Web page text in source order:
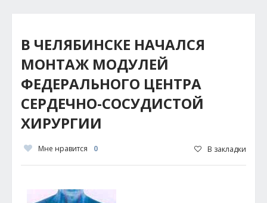
В ЧЕЛЯБИНСКЕ НАЧАЛСЯ
МОНТАЖ МОДУЛЕЙ
ФЕДЕРАЛЬНОГО ЦЕНТРА
СЕРДЕЧНО-СОСУДИСТОЙ
ХИРУРГИИ
Мне нравится 0 В закладки